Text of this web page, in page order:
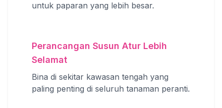
untuk paparan yang lebih besar.
Perancangan Susun Atur Lebih
Selamat
Bina di sekitar kawasan tengah yang
paling penting di seluruh tanaman peranti.